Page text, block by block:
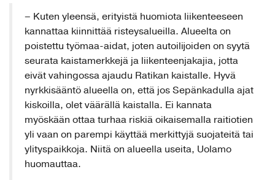
kannattaa kiinnittää risteysalueilla. Alueelta on
poistettu työmaa-aidat, joten autoilijoiden on syytä
seurata kaistamerkkejä ja liikenteenjakajia, jotta
eivät vahingossa ajaudu Ratikan kaistalle. Hyvä
nyrkkisääntö alueella on, että jos Sepänkadulla ajat
kiskoilla, olet väärällä kaistalla. Ei kannata
myöskään ottaa turhaa riskiä oikaisemalla raitiotien
yli vaan on parempi käyttää merkittyjä suojateitä tai
ylityspaikkoja. Niitä on alueella useita, Uolamo
huomauttaa.